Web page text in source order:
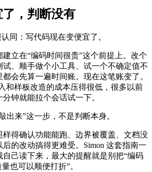
，判断没有
同：写代码现在变便宜了。
建立在“编码时间很贵”这个前提上。改个
、顺手做个小工具、试一个不确定值不
会先算一遍时间账。现在这笔账变了。
和样板改造的成本压得很低，很多以前
钟就能拉个会话试一下。
出来”这一步，不是判断本身。
样得确认功能能跑、边界被覆盖、文档没
的改动搞得更难受。Simon 这套指南一
己读下来，最大的提醒就是别把“编码
也可以顺便打折”。